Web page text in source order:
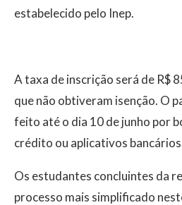
estabelecido pelo Inep.
A taxa de inscrição será de R$
que não obtiveram isenção. O
feito até o dia 10 de junho por
crédito ou aplicativos
Os estudantes concluintes da
processo mais simplificado